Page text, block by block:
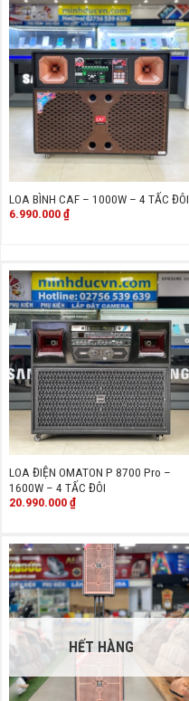
LOA BÌNH CAF – 1000W – 4 TẤC ĐÔI
6.990.000₫
LOA ĐIỆN OMATON P 8700 Pro –
1600W – 4 TẤC ĐÔI
20.990.000₫
HẾT HÀNG